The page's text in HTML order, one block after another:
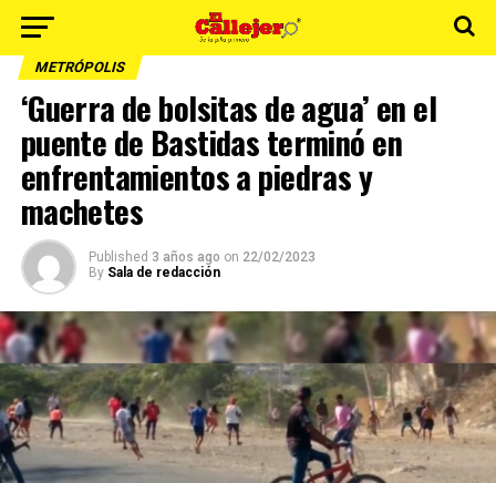
METRÓPOLIS
‘Guerra de bolsitas de agua’ en el
puente de Bastidas terminó en
enfrentamientos a piedras y
machetes
Published 3 años ago on 22/02/2023
By Sala de redacción